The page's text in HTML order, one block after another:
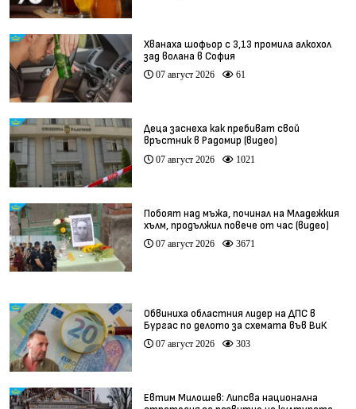
Хванаха шофьор с 3,13 промила алкохол
зад волана в София
07 август 2026 61
Деца заснеха как пребиват свой
връстник в Радомир (видео)
07 август 2026 1021
Побоят над мъжа, починал на Младежкия
хълм, продължил повече от час (видео)
07 август 2026 3671
Обвиниха областния лидер на ДПС в
Бургас по делото за схемата във ВиК
07 август 2026 303
Евтим Милошев: Липсва национална